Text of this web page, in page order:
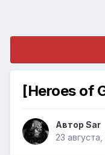
[Heroes of
Автор Sar
23 августа,